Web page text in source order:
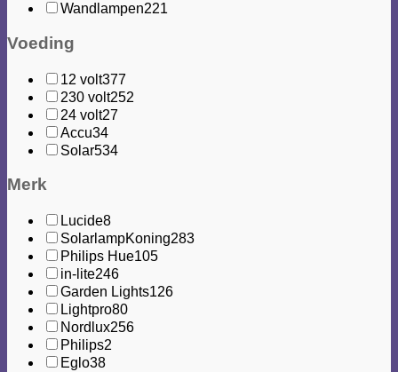
Wandlampen221
Voeding
12 volt377
230 volt252
24 volt27
Accu34
Solar534
Merk
Lucide8
SolarlampKoning283
Philips Hue105
in-lite246
Garden Lights126
Lightpro80
Nordlux256
Philips2
Eglo38